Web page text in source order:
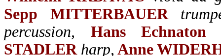
Sepp MITTERBAUER
percussion,
Hans Echnaton
STADLER harp, Anne